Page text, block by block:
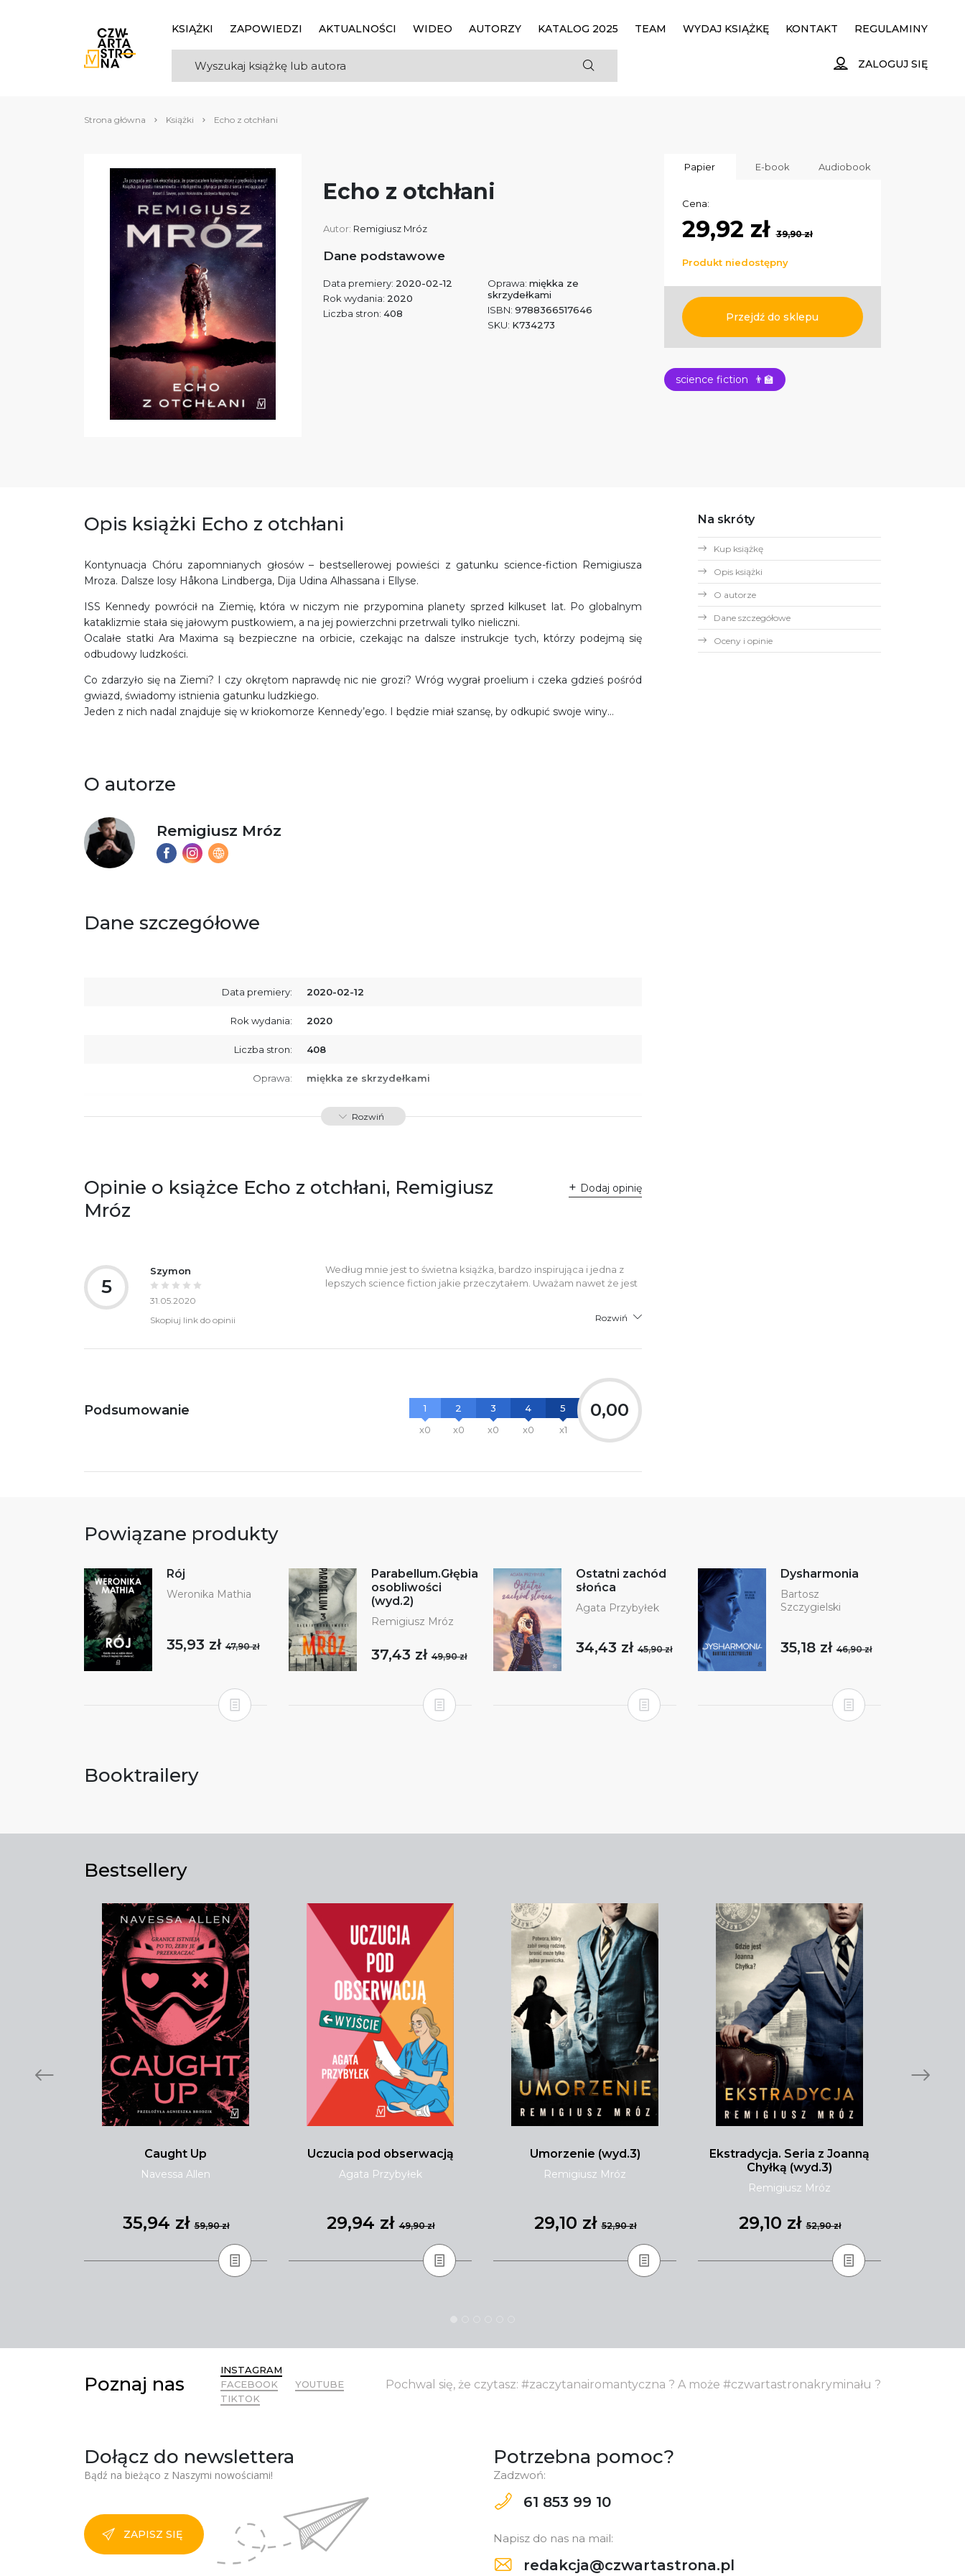
KSIĄŻKI ZAPOWIEDZI AKTUALNOŚCI WIDEO AUTORZY KATALOG 2025 TEAM WYDAJ KSIĄŻKĘ KONTAKT REGULAMINY
ZALOGUJ SIĘ
Strona główna Książki Echo z otchłani
Echo z otchłani
Autor: Remigiusz Mróz
Dane podstawowe
Data premiery: 2020-02-12
Rok wydania: 2020
Liczba stron: 408
Oprawa: miękka ze
skrzydełkami
ISBN: 9788366517646
SKU: K734273
Papier E-book Audiobook
Cena:
29,92 zł39,90 zł
Produkt niedostępny
Przejdź do sklepu
science fiction 👨‍🏫
Opis książki Echo z otchłani
Kontynuacja Chóru zapomnianych głosów – bestsellerowej powieści z gatunku science-fiction Remigiusza
Mroza. Dalsze losy Håkona Lindberga, Dija Udina Alhassana i Ellyse.
ISS Kennedy powrócił na Ziemię, która w niczym nie przypomina planety sprzed kilkuset lat. Po globalnym
kataklizmie stała się jałowym pustkowiem, a na jej powierzchni przetrwali tylko nieliczni.
Ocalałe statki Ara Maxima są bezpieczne na orbicie, czekając na dalsze instrukcje tych, którzy podejmą się
odbudowy ludzkości.
Co zdarzyło się na Ziemi? I czy okrętom naprawdę nic nie grozi? Wróg wygrał proelium i czeka gdzieś pośród
gwiazd, świadomy istnienia gatunku ludzkiego.
Jeden z nich nadal znajduje się w kriokomorze Kennedy’ego. I będzie miał szansę, by odkupić swoje winy…
O autorze
Remigiusz Mróz
Dane szczegółowe
Data premiery: 2020-02-12
Rok wydania: 2020
Liczba stron: 408
Oprawa: miękka ze skrzydełkami
9788366517646
Rozwiń
Opinie o książce Echo z otchłani, Remigiusz
Mróz
Dodaj opinię
5
Szymon
31.05.2020
Skopiuj link do opinii
Według mnie jest to świetna książka, bardzo inspirująca i jedna z
lepszych science fiction jakie przeczytałem. Uważam nawet że jest
Rozwiń
Podsumowanie
1
x0
2
x0
3
x0
4
x0
5
x1
0,00
Na skróty
Kup książkę
Opis książki
O autorze
Dane szczegółowe
Oceny i opinie
Powiązane produkty
Rój
Weronika Mathia
35,93 zł47,90 zł
Parabellum.Głębia
osobliwości
(wyd.2)
Remigiusz Mróz
37,43 zł49,90 zł
Ostatni zachód
słońca
Agata Przybyłek
34,43 zł45,90 zł
Dysharmonia
Bartosz
Szczygielski
35,18 zł46,90 zł
Booktrailery
Bestsellery
Caught Up
Navessa Allen
35,94 zł59,90 zł
Uczucia pod obserwacją
Agata Przybyłek
29,94 zł49,90 zł
Umorzenie (wyd.3)
Remigiusz Mróz
29,10 zł52,90 zł
Ekstradycja. Seria z Joanną
Chyłką (wyd.3)
Remigiusz Mróz
29,10 zł52,90 zł
Poznaj nas
INSTAGRAM
FACEBOOK
YOUTUBE
TIKTOK
Pochwal się, że czytasz: #zaczytanairomantyczna ? A może #czwartastronakryminału ?
Dołącz do newslettera
Bądź na bieżąco z Naszymi nowościami!
ZAPISZ SIĘ
Potrzebna pomoc?
Zadzwoń:
61 853 99 10
Napisz do nas na mail:
redakcja@czwartastrona.pl